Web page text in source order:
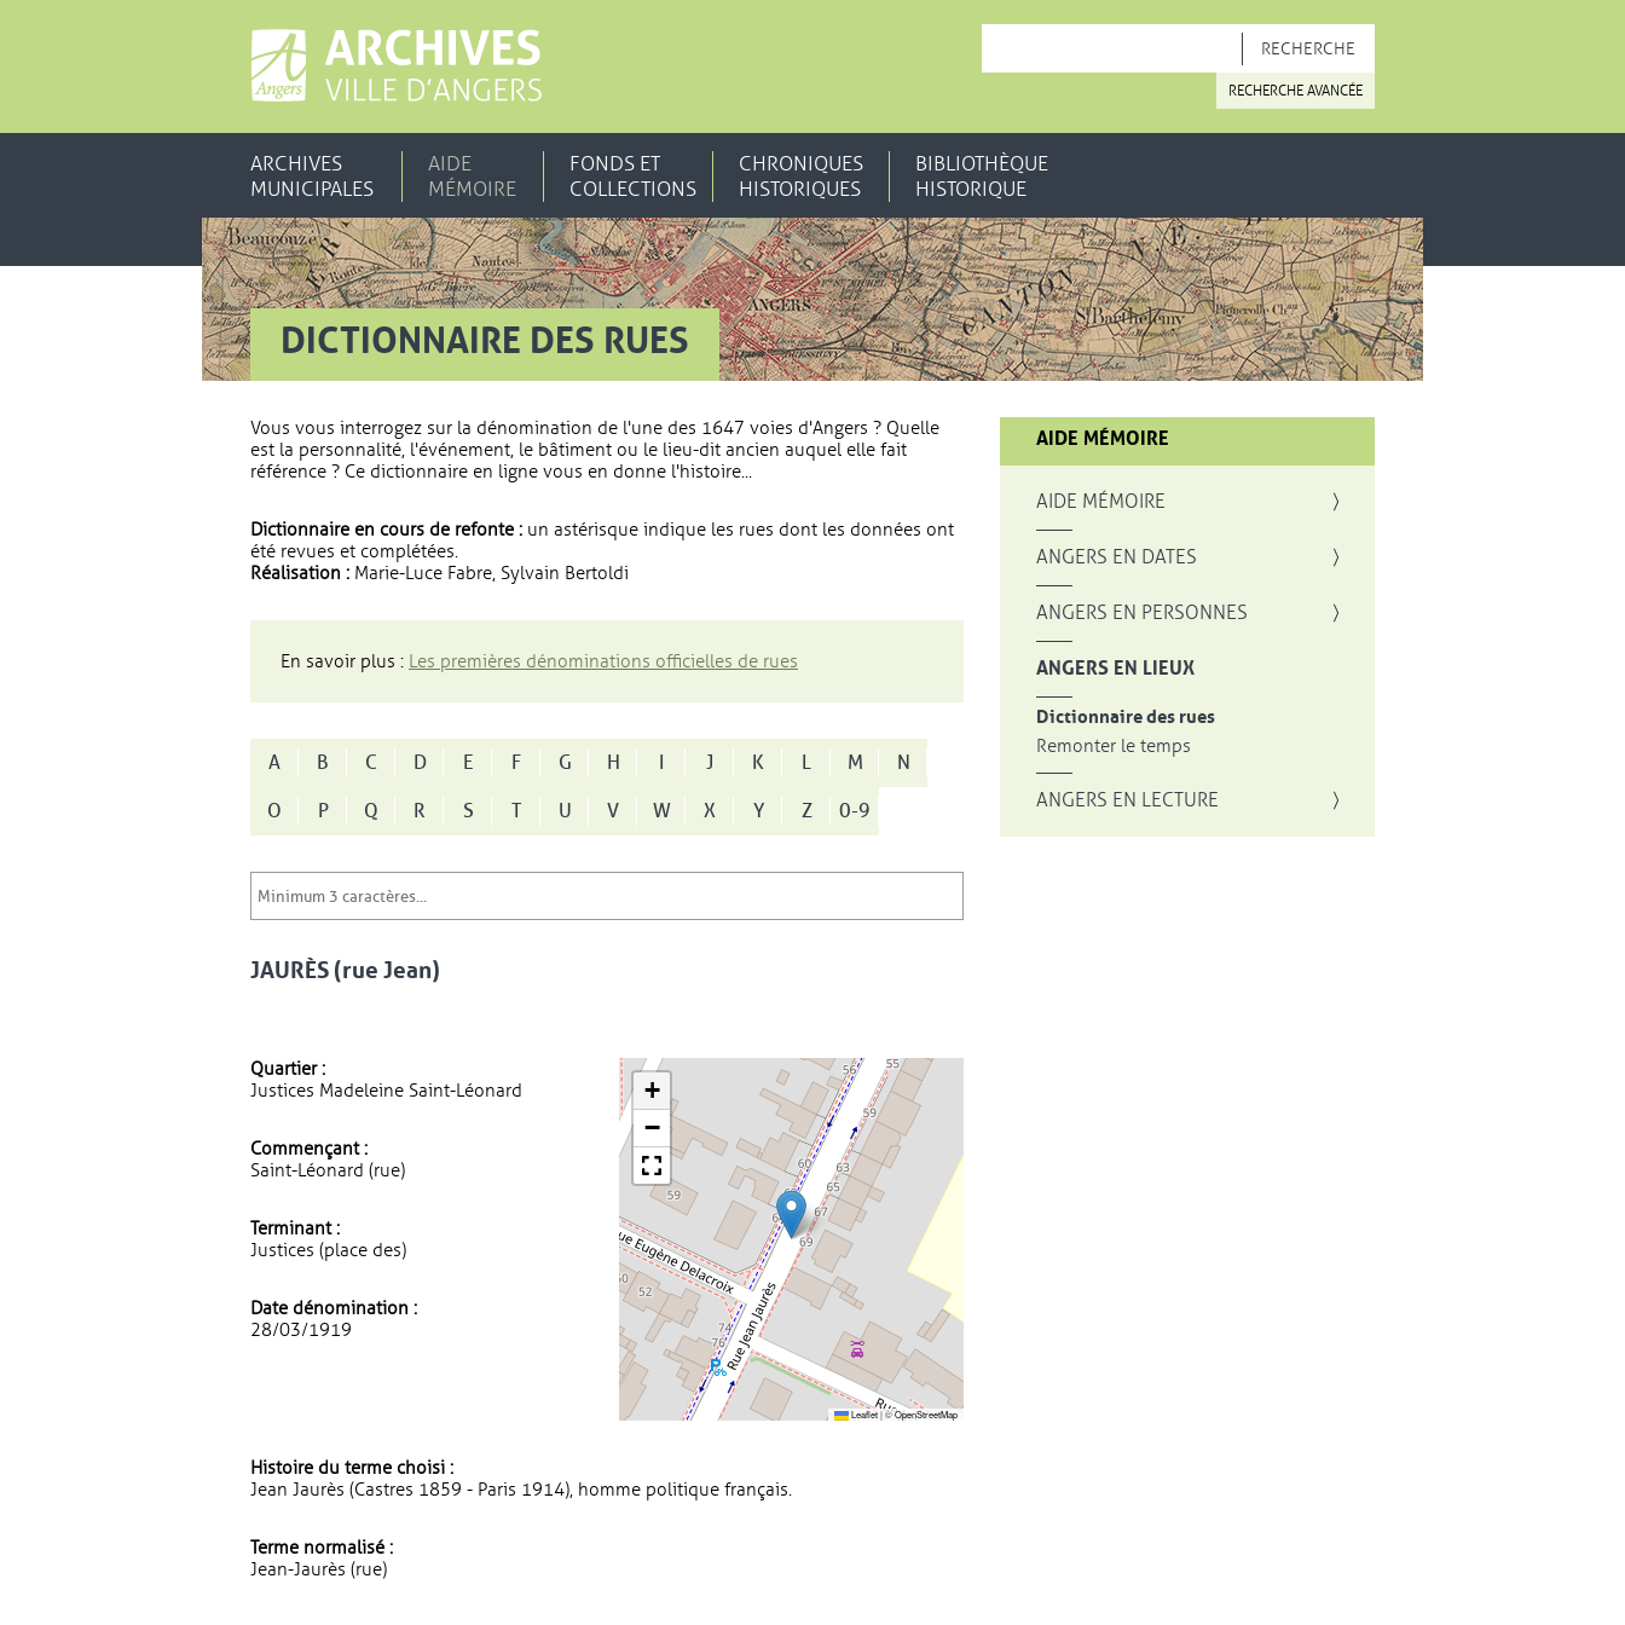
RECHERCHE AVANCÉE
ARCHIVES
MUNICIPALES
AIDE
MÉMOIRE
FONDS ET
COLLECTIONS
CHRONIQUES
HISTORIQUES
BIBLIOTHÈQUE
HISTORIQUE
DICTIONNAIRE DES RUES
Vous vous interrogez sur la dénomination de l'une des 1647 voies d'Angers ? Quelle
est la personnalité, l'événement, le bâtiment ou le lieu-dit ancien auquel elle fait
référence ? Ce dictionnaire en ligne vous en donne l'histoire...
Dictionnaire en cours de refonte : un astérisque indique les rues dont les données ont
été revues et complétées.
Réalisation : Marie-Luce Fabre, Sylvain Bertoldi
En savoir plus : Les premières dénominations officielles de rues
A B C D E F G H I J K L M
N
O
P Q R S T U V W X Y Z 0-9
JAURÈS (rue Jean)
Quartier :
Justices Madeleine Saint-Léonard
Commençant :
Saint-Léonard (rue)
Terminant :
Justices (place des)
Date dénomination :
28/03/1919
+
−
Leaflet|©OpenStreetMap
Histoire du terme choisi :
Jean Jaurès (Castres 1859 - Paris 1914), homme politique français.
Terme normalisé :
Jean-Jaurès (rue)
AIDE MÉMOIRE
AIDE MÉMOIRE
ANGERS EN DATES
ANGERS EN PERSONNES
ANGERS EN LIEUX
Dictionnaire des rues
Remonter le temps
ANGERS EN LECTURE